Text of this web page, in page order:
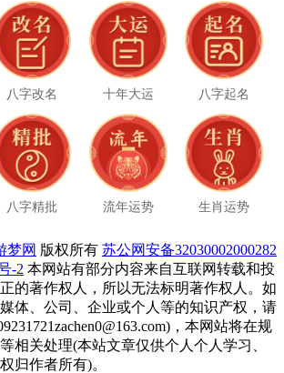
八字改名 十年大运 八字起名
八字精批 流年运势 生肖运势
梦网 版权所有 苏公网安备32030002000282
-2 本网站有部分内容来自互联网转载和投
的著作权人，所以无法标明著作权人。如
体、公司、企业或个人等的知识产权，请
，本网站将在规
相关处理(本站文章仅供个人个人学习、
归作者所有)。